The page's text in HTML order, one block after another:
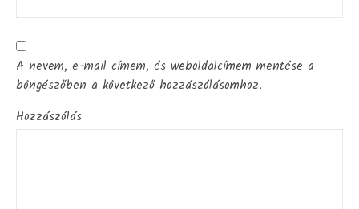
A nevem, e-mail címem, és weboldalcímem mentése a
böngészőben a következő hozzászólásomhoz.
Hozzászólás